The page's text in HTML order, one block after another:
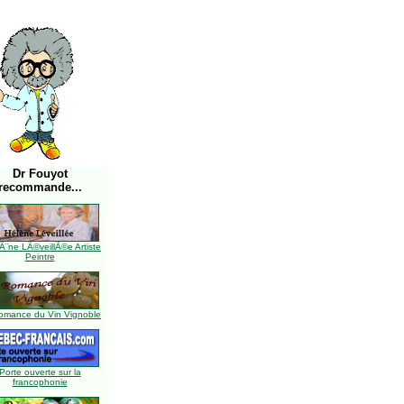
Dr Fouyot
LÃ©veillÃ©e Artiste
Peintre
du Vin Vignoble
ouverte sur la
francophonie